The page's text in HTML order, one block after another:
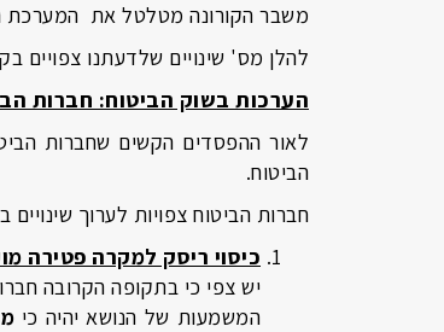
משבר הקורונה מטלטל את המערכת
להלן מס' שינויים שלדעתנו צפויים
הערכות בשוק הביטוח: חברות
לאור ההפסדים הקשים שחברות
הביטוח.
חברות הביטוח צפויות לערוך שינויים
כיסוי ריסק למקרה פטירה
יש צפי כי בתקופה הקרובה
המשמעות של הנושא יהיה כי